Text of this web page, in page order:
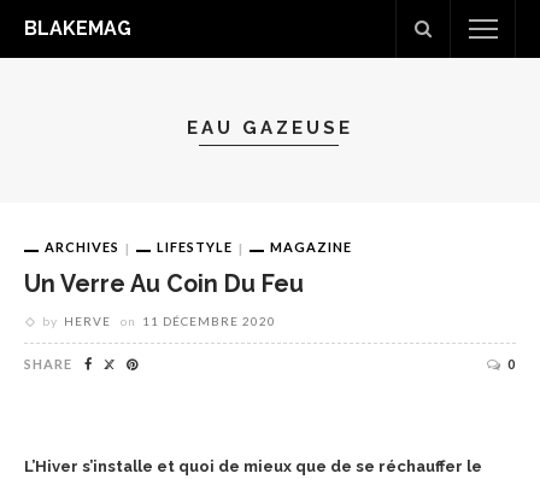
BLAKEMAG
EAU GAZEUSE
ARCHIVES LIFESTYLE MAGAZINE
Un Verre Au Coin Du Feu
by HERVE on 11 DÉCEMBRE 2020
SHARE 0
L’Hiver s’installe et quoi de mieux que de se réchauffer le